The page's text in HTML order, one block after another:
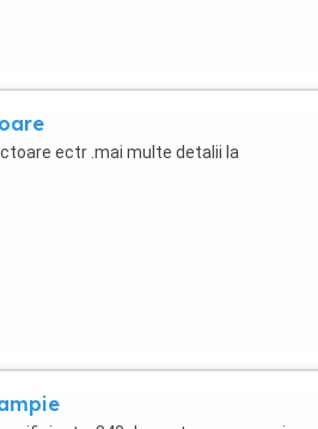
ectr .mai multe detalii la